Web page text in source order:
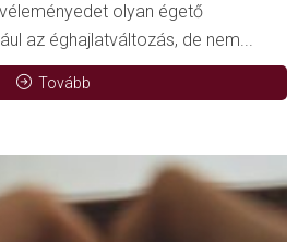
olyan égető
az éghajlatváltozás, de nem...
Tovább